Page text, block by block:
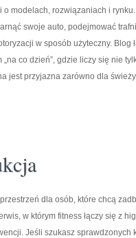
o modelach, rozwiązaniach i
swoje auto, podejmować
w sposób użyteczny.
„na co dzień”, gdzie liczy się nie
jest przyjazna zarówno dla
dla osób, które chcą
w którym fitness łączy się z
Jeśli szukasz sprawdzonych